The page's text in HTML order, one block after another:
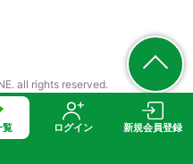
覧 ログイン 新規会員登録
all rights reserved.